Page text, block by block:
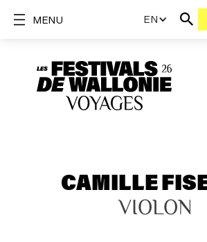
EN
MENU
CAMILLE
VIOLON